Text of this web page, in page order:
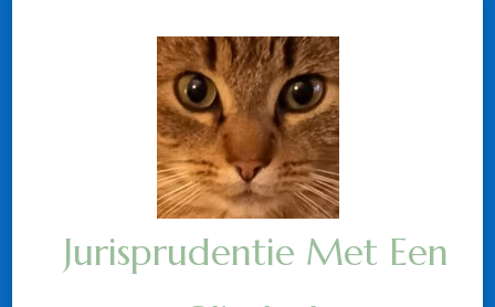
Jurisprudentie Met Een